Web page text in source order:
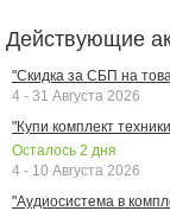
Действующие
"Скидка за СБП на
4 - 31 Августа 2026
"Купи комплект
Осталось 2 дня
4 - 10 Августа 2026
"Аудиосистема в